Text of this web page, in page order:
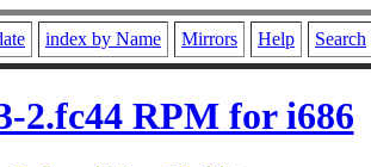
index by Name Mirrors Help Search
2.fc44 RPM for i686